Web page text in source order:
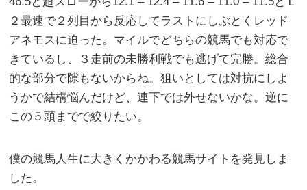
２最速で２列目から反応してラストにしぶとくレッド
アネモスに迫った。マイルでどちらの競馬でも対応で
きているし、３走前の未勝利戦でも逃げて完勝。総合
的な部分で隙もないからね。狙いとしては対抗にしよ
うかで結構悩んだけど、連下では外せないかな。逆に
この５頭までで絞りたい。
僕の競馬人生に大きくかかわる競馬サイトを発見しま
した。